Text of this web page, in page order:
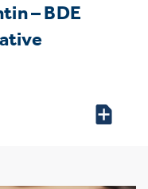
– BDE